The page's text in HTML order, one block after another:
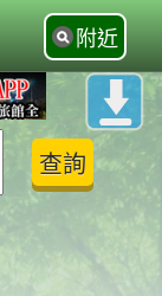
附近